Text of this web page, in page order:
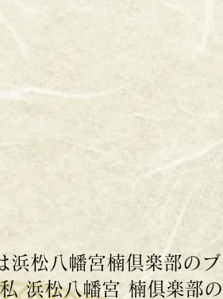
浜松八幡宮楠倶楽部の
浜松八幡宮 楠俱楽部